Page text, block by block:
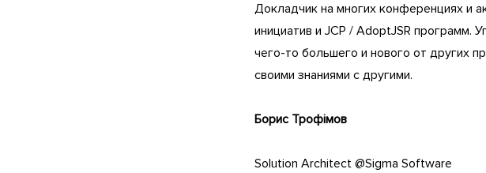
Докладчик на многих конференциях и
инициатив и JCP / AdoptJSR программ.
чего-то большего и нового от других
своими знаниями с другими.
Борис Трофімов
Solution Architect @Sigma Software